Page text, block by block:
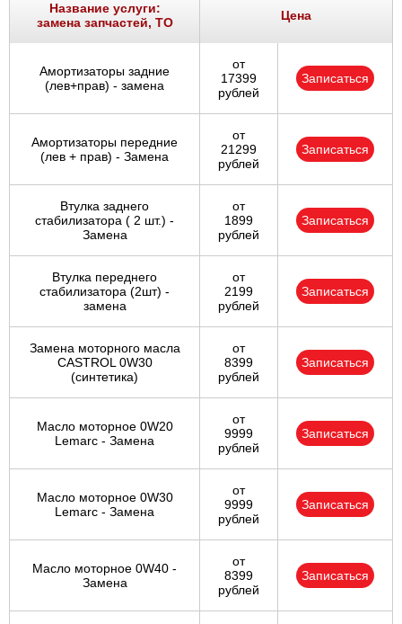
Название услуги:
замена запчастей, ТО
Цена
Амортизаторы задние
(лев+прав) - замена
от
17399
рублей
Записаться
Амортизаторы передние
(лев + прав) - Замена
от
21299
рублей
Записаться
Втулка заднего
стабилизатора ( 2 шт.) -
Замена
от
1899
рублей
Записаться
Втулка переднего
стабилизатора (2шт) -
замена
от
2199
рублей
Записаться
Замена моторного масла
CASTROL 0W30
(синтетика)
от
8399
рублей
Записаться
Масло моторное 0W20
Lemarc - Замена
от
9999
рублей
Записаться
Масло моторное 0W30
Lemarc - Замена
от
9999
рублей
Записаться
Масло моторное 0W40 -
Замена
от
8399
рублей
Записаться